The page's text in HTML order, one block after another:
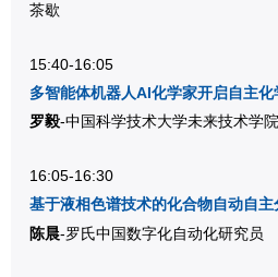
茶歇
15:40-16:05
多智能体机器人AI化学家开启自主
罗毅-中国科学技术大学未来技术学
16:05-16:30
基于液相色谱技术的化合物自动自
陈晨-罗氏中国数字化自动化研究员